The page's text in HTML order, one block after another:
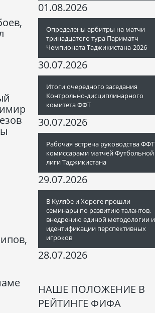
01.08.2026
Определены арбитры на матчи
тринадцатого тура Париматч-
Чемпионата Таджикистана-2026
30.07.2026
Итоги очередного заседания
Контрольно-дисциплинарного
комитета ФФТ
30.07.2026
Рабочая встреча руководства
комиссарами матчей Футбольной
лиги Таджикистана
29.07.2026
В Кулябе и Хороге прошли
семинары по развитию талантов,
внедрению единой методологии и
идентификации перспективных
игроков
28.07.2026
НАШЕ ПОЛОЖЕНИЕ В
РЕЙТИНГЕ ФИФА